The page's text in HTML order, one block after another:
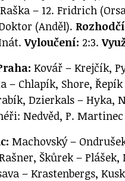
– 12. Fridrich
(Anděl).
Vyloučení: 2:3.
Kovář – Krejčík,
– Chlapík, Shore,
Dzierkals – Hyka,
Nedvěd, P.
Machovský –
Škůrek –
– Krastenbergs,